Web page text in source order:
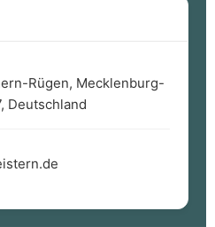
Rügen, Mecklenburg-
Deutschland